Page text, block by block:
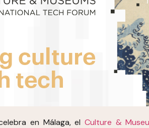
en Málaga, el Culture &